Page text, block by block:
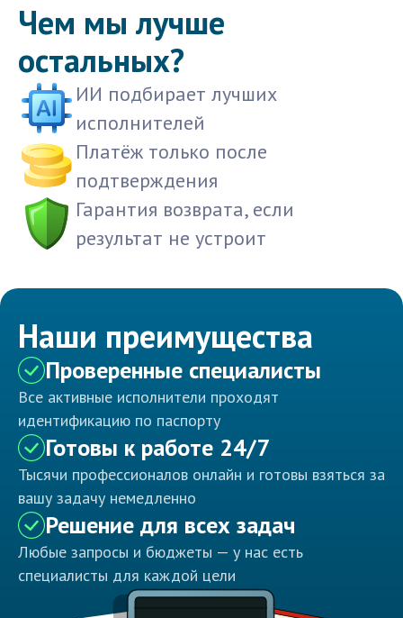
Чем мы лучше
остальных?
ИИ подбирает лучших
исполнителей
Платёж только после
подтверждения
Гарантия возврата, если
результат не устроит
Наши преимущества
Проверенные специалисты
Все активные исполнители проходят
идентификацию по паспорту
Готовы к работе 24/7
Тысячи профессионалов онлайн и готовы взяться за
вашу задачу немедленно
Решение для всех задач
Любые запросы и бюджеты — у нас есть
специалисты для каждой цели